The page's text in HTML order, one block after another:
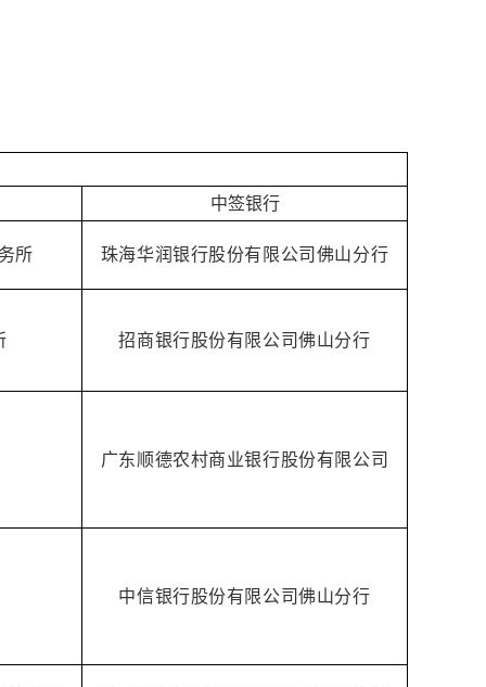
中签银行
所 珠海华润银行股份有限公司佛山分行
招商银行股份有限公司佛山分行
广东顺德农村商业银行股份有限公司
中信银行股份有限公司佛山分行